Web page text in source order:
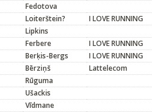
Fedotova
Loiterštein?
I LOVE RUNNING
Lipkins
Ferbere
I LOVE RUNNING
Berķis-Bergs
I LOVE RUNNING
Bērziņš
Lattelecom
Rūguma
Ušackis
Vīdmane